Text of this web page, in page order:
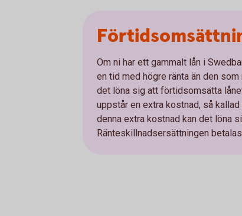
Om ni har ett gammalt lån i
en tid med högre ränta än den som
det löna sig att förtidsomsätta
uppstår en extra kostnad, så
denna extra kostnad kan det löna
Ränteskillnadsersättningen